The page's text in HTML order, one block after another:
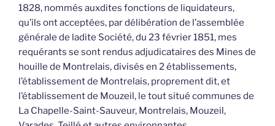
1828, nommés auxdites fonctions de liquidateurs,
qu’ils ont acceptées, par délibération de l’assemblée
générale de ladite Société, du 23 février 1851, mes
requérants se sont rendus adjudicataires des Mines de
houille de Montrelais, divisés en 2 établissements,
l’établissement de Montrelais, proprement dit, et
l’établissement de Mouzeil, le tout situé communes de
La Chapelle-Saint-Sauveur, Montrelais, Mouzeil,